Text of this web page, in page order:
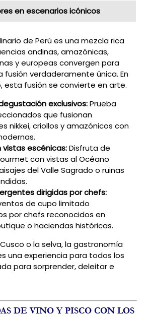
en escenarios icónicos
de Perú es una mezcla rica
andinas, amazónicas,
y europeas convergen para
fusión verdaderamente única. En
esta fusión se convierte en arte.
exclusivos:Prueba
que fusionan
nikkei, criollos y amazónicos con
vistas escénicas:Disfruta de
con vistas al Océano
del Valle Sagrado o ruinas
dirigidas por chefs:
de cupo limitado
por chefs reconocidos en
o haciendas históricas.
o la selva, la gastronomía
una experiencia para todos los
para sorprender, deleitar e
DE VINO Y PISCO CON LOS